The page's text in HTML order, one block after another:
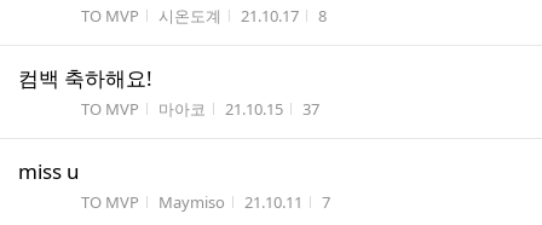
TO MVP 작성자
시온도계 작성시간
21.10.17 조회수
8
컴백 축하해요!
TO MVP 작성자
마아코 작성시간
21.10.15 조회수
37
miss u
TO MVP 작성자
Maymiso 작성시간
21.10.11 조회수
7